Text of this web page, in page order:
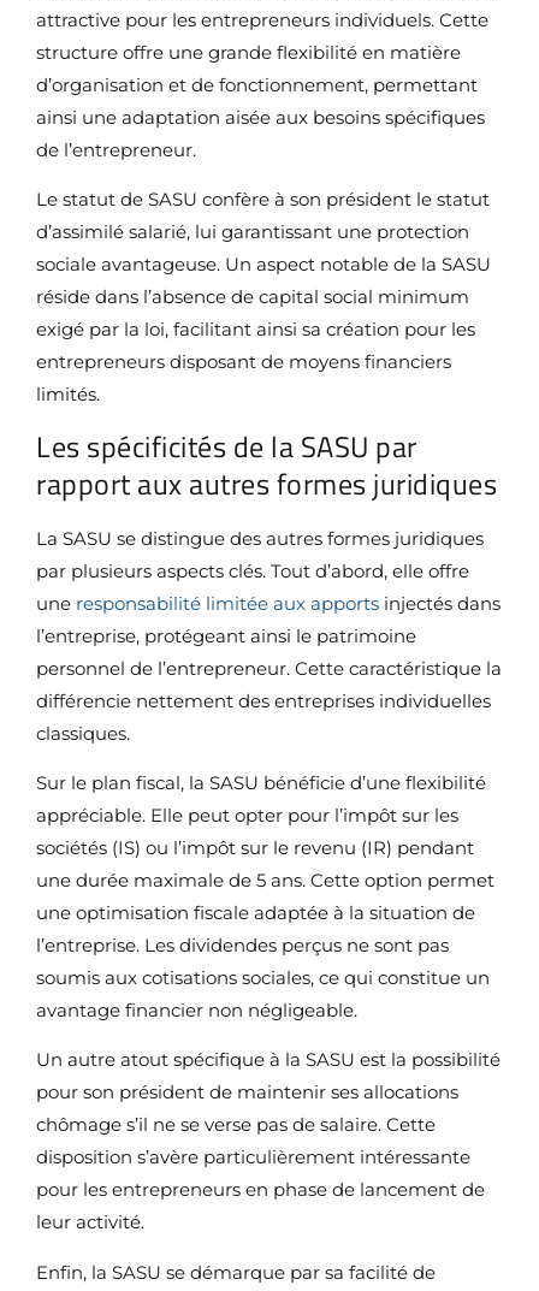
attractive pour les entrepreneurs individuels. Cette
structure offre une grande flexibilité en matière
d’organisation et de fonctionnement, permettant
ainsi une adaptation aisée aux besoins spécifiques
de l’entrepreneur.
Le statut de SASU confère à son président le statut
d’assimilé salarié, lui garantissant une protection
sociale avantageuse. Un aspect notable de la SASU
réside dans l’absence de capital social minimum
exigé par la loi, facilitant ainsi sa création pour les
entrepreneurs disposant de moyens financiers
limités.
Les spécificités de la SASU par
rapport aux autres formes juridiques
La SASU se distingue des autres formes juridiques
par plusieurs aspects clés. Tout d’abord, elle offre
une responsabilité limitée aux apports injectés dans
l’entreprise, protégeant ainsi le patrimoine
personnel de l’entrepreneur. Cette caractéristique la
différencie nettement des entreprises individuelles
classiques.
Sur le plan fiscal, la SASU bénéficie d’une flexibilité
appréciable. Elle peut opter pour l’impôt sur les
sociétés (IS) ou l’impôt sur le revenu (IR) pendant
une durée maximale de 5 ans. Cette option permet
une optimisation fiscale adaptée à la situation de
l’entreprise. Les dividendes perçus ne sont pas
soumis aux cotisations sociales, ce qui constitue un
avantage financier non négligeable.
Un autre atout spécifique à la SASU est la possibilité
pour son président de maintenir ses allocations
chômage s’il ne se verse pas de salaire. Cette
disposition s’avère particulièrement intéressante
pour les entrepreneurs en phase de lancement de
leur activité.
Enfin, la SASU se démarque par sa facilité de